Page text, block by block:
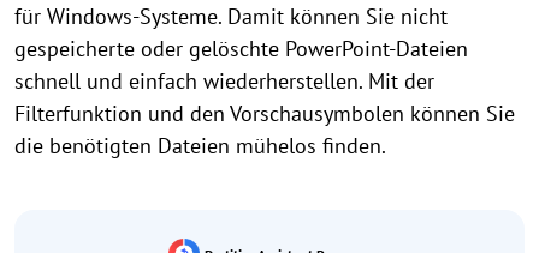
für Windows-Systeme. Damit können Sie nicht
gespeicherte oder gelöschte PowerPoint-Dateien
schnell und einfach wiederherstellen. Mit der
Filterfunktion und den Vorschausymbolen können Sie
die benötigten Dateien mühelos finden.